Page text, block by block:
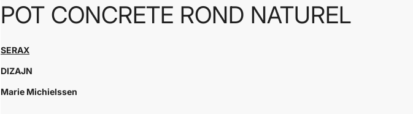
POT CONCRETE ROND NATUREL
SERAX
DIZAJN
Marie Michielssen